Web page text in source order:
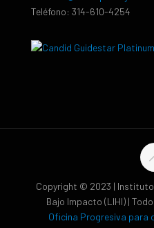
Teléfono: 314-610-4254
Copyright © 2023 |
Bajo Impacto (LIHI) |
Oficina Progresiva para